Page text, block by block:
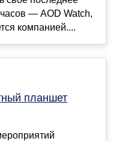
— AOD Watch,
компанией....
планшет